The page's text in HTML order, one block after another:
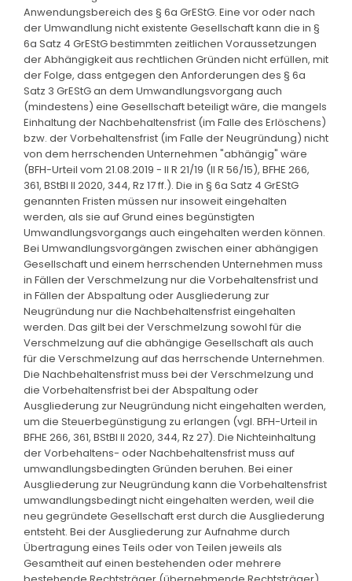
Anwendungsbereich des § 6a GrEStG. Eine vor oder nach
der Umwandlung nicht existente Gesellschaft kann die in §
6a Satz 4 GrEStG bestimmten zeitlichen Voraussetzungen
der Abhängigkeit aus rechtlichen Gründen nicht erfüllen, mit
der Folge, dass entgegen den Anforderungen des § 6a
Satz 3 GrEStG an dem Umwandlungsvorgang auch
(mindestens) eine Gesellschaft beteiligt wäre, die mangels
Einhaltung der Nachbehaltensfrist (im Falle des Erlöschens)
bzw. der Vorbehaltensfrist (im Falle der Neugründung) nicht
von dem herrschenden Unternehmen "abhängig" wäre
(BFH-Urteil vom 21.08.2019 - II R 21/19 (II R 56/15), BFHE 266,
361, BStBl II 2020, 344, Rz 17 ff.). Die in § 6a Satz 4 GrEStG
genannten Fristen müssen nur insoweit eingehalten
werden, als sie auf Grund eines begünstigten
Umwandlungsvorgangs auch eingehalten werden können.
Bei Umwandlungsvorgängen zwischen einer abhängigen
Gesellschaft und einem herrschenden Unternehmen muss
in Fällen der Verschmelzung nur die Vorbehaltensfrist und
in Fällen der Abspaltung oder Ausgliederung zur
Neugründung nur die Nachbehaltensfrist eingehalten
werden. Das gilt bei der Verschmelzung sowohl für die
Verschmelzung auf die abhängige Gesellschaft als auch
für die Verschmelzung auf das herrschende Unternehmen.
Die Nachbehaltensfrist muss bei der Verschmelzung und
die Vorbehaltensfrist bei der Abspaltung oder
Ausgliederung zur Neugründung nicht eingehalten werden,
um die Steuerbegünstigung zu erlangen (vgl. BFH-Urteil in
BFHE 266, 361, BStBl II 2020, 344, Rz 27). Die Nichteinhaltung
der Vorbehaltens- oder Nachbehaltensfrist muss auf
umwandlungsbedingten Gründen beruhen. Bei einer
Ausgliederung zur Neugründung kann die Vorbehaltensfrist
umwandlungsbedingt nicht eingehalten werden, weil die
neu gegründete Gesellschaft erst durch die Ausgliederung
entsteht. Bei der Ausgliederung zur Aufnahme durch
Übertragung eines Teils oder von Teilen jeweils als
Gesamtheit auf einen bestehenden oder mehrere